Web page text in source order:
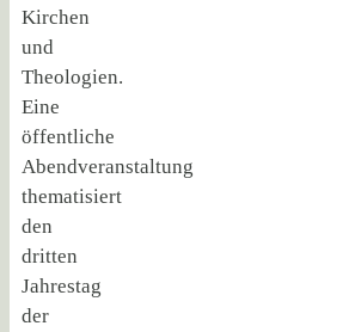
Kirchen
und
Theologien.
Eine
öffentliche
Abendveranstaltung
thematisiert
den
dritten
Jahrestag
der